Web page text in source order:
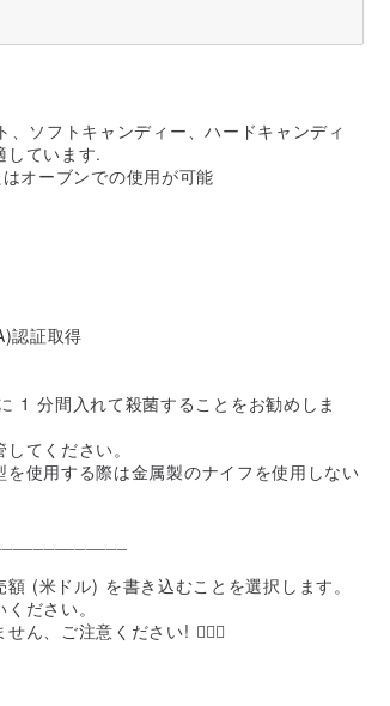
ソフトキャンディー、ハードキャンディ
しています.
オーブンでの使用が可能
認証取得
1 分間入れて殺菌することをお勧めしま
てください。
使用する際は金属製のナイフを使用しない
(米ドル) を書き込むことを選択します。
ださい。
ん、ご注意ください! 🙇🏻‍♂️